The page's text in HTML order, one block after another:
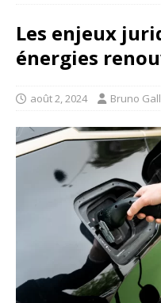
Les enjeux
énergies
août 2, 2024 Bruno